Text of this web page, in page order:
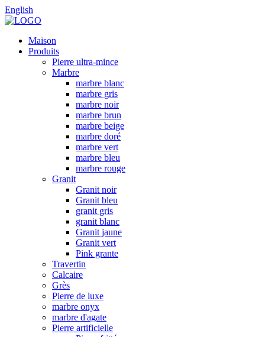
English
Maison
Produits
Pierre ultra-mince
Marbre
marbre blanc
marbre gris
marbre noir
marbre brun
marbre beige
marbre doré
marbre vert
marbre bleu
marbre rouge
Granit
Granit noir
Granit bleu
granit gris
granit blanc
Granit jaune
Granit vert
Pink grante
Travertin
Calcaire
Grès
Pierre de luxe
marbre onyx
marbre d'agate
Pierre artificielle